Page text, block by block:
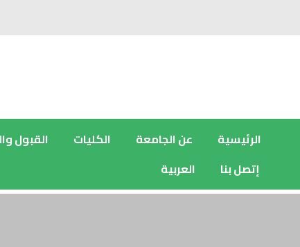
الرئيسية عن الجامعة الكليات القبول
إتصل بنا
العربية